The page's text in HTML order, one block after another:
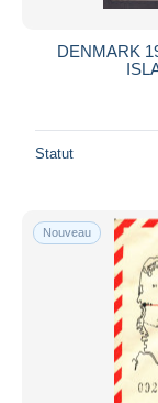
iDeal
Monde
DENMARK
Statut
Nouveau